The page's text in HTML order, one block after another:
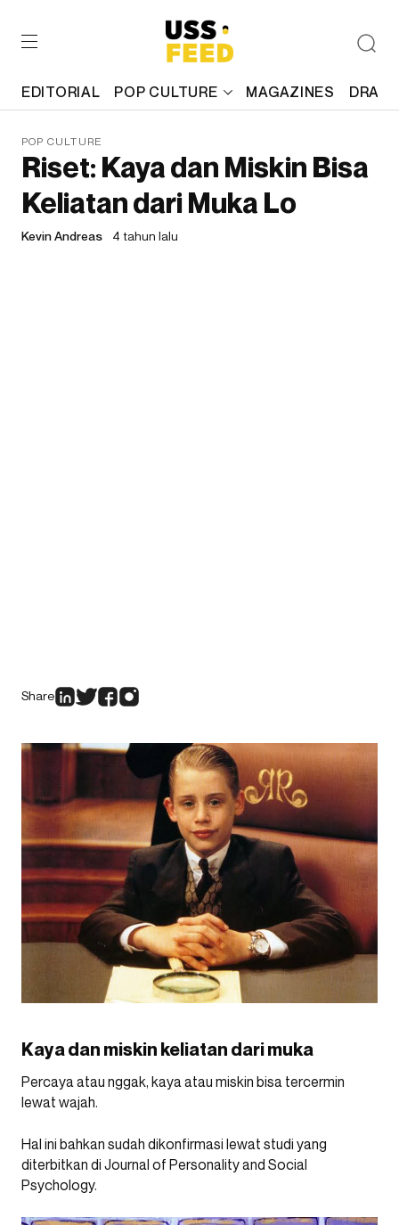
EDITORIAL POP CULTURE MAGAZINES
POP CULTURE
Riset: Kaya dan Miskin Bisa
Keliatan dari Muka Lo
Kevin Andreas 4 tahun lalu
Share
Kaya dan miskin keliatan dari muka
Percaya atau nggak, kaya atau miskin bisa tercermin
lewat wajah.
Hal ini bahkan sudah dikonfirmasi lewat studi yang
diterbitkan di Journal of Personality and Social
Psychology.